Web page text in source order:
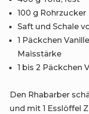
100 g Rohrzucker
Saft und Schale
1 Päckchen
Maisstärke
1 bis 2 Päckchen
Den Rhabarber
und mit 1 Esslöffel